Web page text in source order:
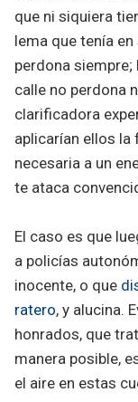
que ni siquiera
lema que tenía en
perdona siempre;
calle no perdona
clarificadora
aplicarían ellos
necesaria a un
te ataca
El caso es que
a policías
inocente, o que
ratero, y alucina.
honrados, que
manera posible,
el aire en estas